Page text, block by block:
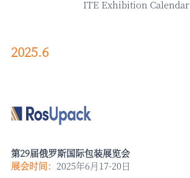
ITE Exhibition Calendar
2025.6
第29届俄罗斯国际包装展览会
展会时间： 2025年6月17-20日